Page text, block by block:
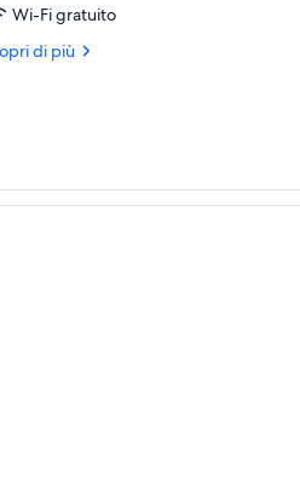
Wi-Fi gratuito
di più